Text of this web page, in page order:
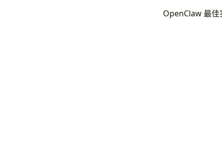
OpenClaw 最佳